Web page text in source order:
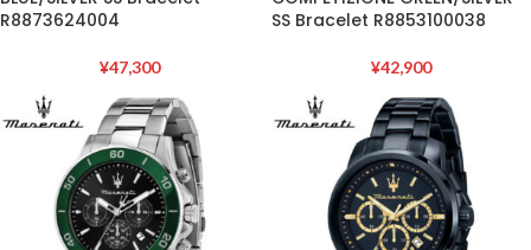
R8873624004
¥47,300
SS Bracelet R8853100038
¥42,900